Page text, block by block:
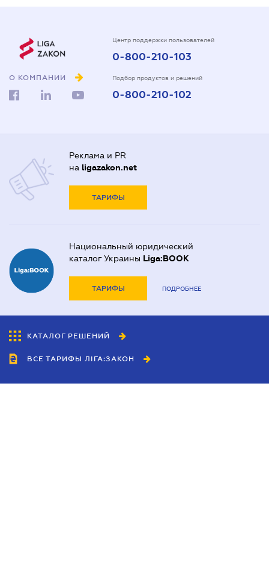
О КОМПАНИИ
Центр поддержки пользователей
0-800-210-103
Подбор продуктов и решений
0-800-210-102
Реклама и PR
на ligazakon.net
ТАРИФЫ
Национальный юридический
каталог Украины Liga:BOOK
ТАРИФЫ ПОДРОБНЕЕ
КАТАЛОГ РЕШЕНИЙ
ВСЕ ТАРИФЫ ЛІГА:ЗАКОН